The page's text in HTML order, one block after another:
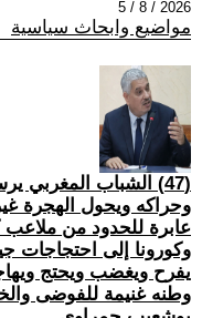
2026 / 8 / 5
مواضيع وابحاث سياسية
(47) الشباب المغربي
وحراكه ويحول الهجرة
عابرة للحدود من ملاعب
وكورونا إلى احتجاجات
يفرح ويغضب ويحتج
وطنه غنيمة للفوضى